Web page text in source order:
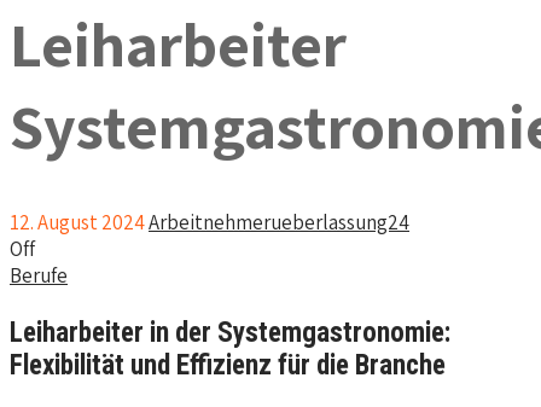
Leiharbeiter
12. August 2024Arbeitnehmerueberlassung24
Off
Berufe
Leiharbeiter in der Systemgastronomie:
Flexibilität und Effizienz für die Branche